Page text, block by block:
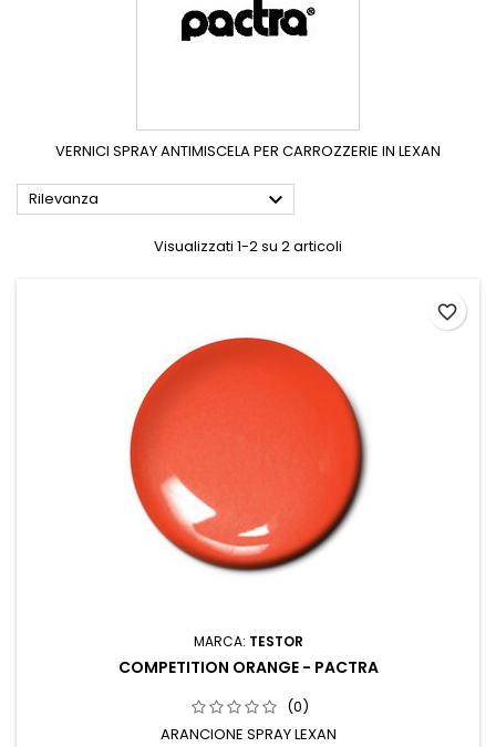
VERNICI SPRAY ANTIMISCELA PER CARROZZERIE IN LEXAN
Rilevanza 
Visualizzati 1-2 su 2 articoli
MARCA: TESTOR
COMPETITION ORANGE - PACTRA
(0)
ARANCIONE SPRAY LEXAN
favorite_border